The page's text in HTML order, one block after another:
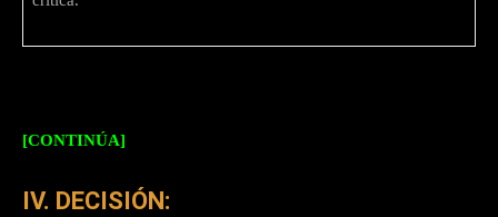
[CONTINÚA]
IV. DECISIÓN: